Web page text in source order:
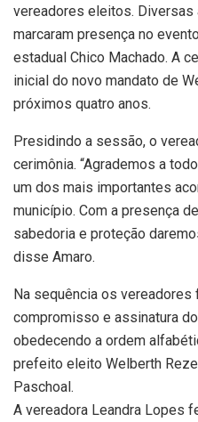
vereadores eleitos. Diversas
marcaram presença no
estadual Chico Machado. A
inicial do novo mandato de
próximos quatro anos.
Presidindo a sessão, o
cerimônia. “Agrademos a
um dos mais importantes
município. Com a presença
sabedoria e proteção
disse Amaro.
Na sequência os vereadores
compromisso e assinatura
obedecendo a ordem
prefeito eleito Welberth
Paschoal.
A vereadora Leandra Lopes